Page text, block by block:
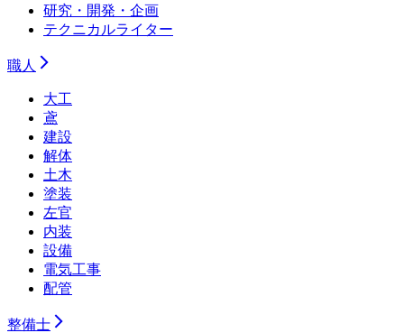
研究・開発・企画
テクニカルライター
職人
大工
鳶
建設
解体
土木
塗装
左官
内装
設備
電気工事
配管
整備士